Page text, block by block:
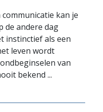
kan je
de andere dag
instinctief als een
leven wordt
van
bekend ...